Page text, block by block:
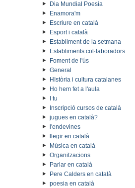
Dia Mundial Poesia
Enamora'm
Escriure en català
Esport i català
Establiment de la setmana
Establiments col·laboradors
Foment de l'ús
General
HIstòria i cultura catalanes
Ho hem fet a l'aula
I tu
Inscripció cursos de català
jugues en català?
l'endevines
llegir en català
Música en català
Organitzacions
Parlar en català
Pere Calders en català
poesia en català